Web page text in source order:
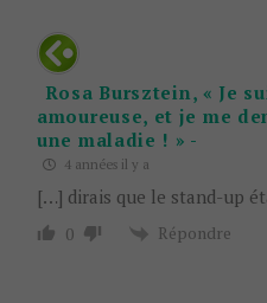
Rosa Bursztein, « Je
amoureuse, et je me
une maladie ! » -
4 années il y a
[…] dirais que le stand-up
0 Répondre